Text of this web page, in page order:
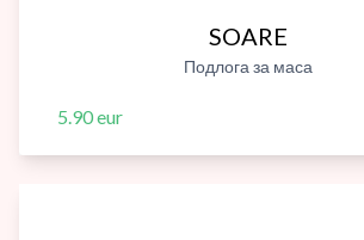
SOARE
Подлога за маса
5.90 eur